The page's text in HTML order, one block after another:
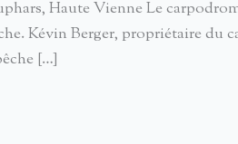
Haute Vienne Le
Kévin Berger, propriétaire du
[…]